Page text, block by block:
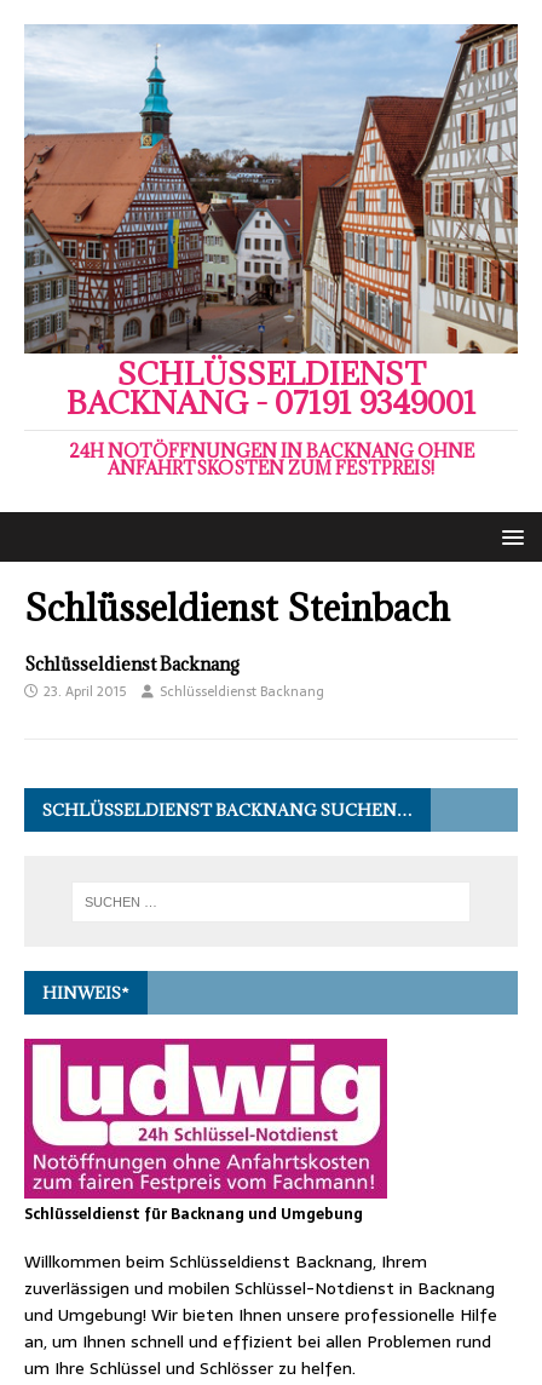
SCHLÜSSELDIENST
BACKNANG - 07191 9349001
24H NOTÖFFNUNGEN IN BACKNANG OHNE
ANFAHRTSKOSTEN ZUM FESTPREIS!
Schlüsseldienst Steinbach
Schlüsseldienst Backnang
23. April 2015 Schlüsseldienst Backnang
SCHLÜSSELDIENST BACKNANG SUCHEN…
HINWEIS*
Schlüsseldienst für Backnang und Umgebung
Willkommen beim Schlüsseldienst Backnang, Ihrem
zuverlässigen und mobilen Schlüssel-Notdienst in Backnang
und Umgebung! Wir bieten Ihnen unsere professionelle Hilfe
an, um Ihnen schnell und effizient bei allen Problemen rund
um Ihre Schlüssel und Schlösser zu helfen.